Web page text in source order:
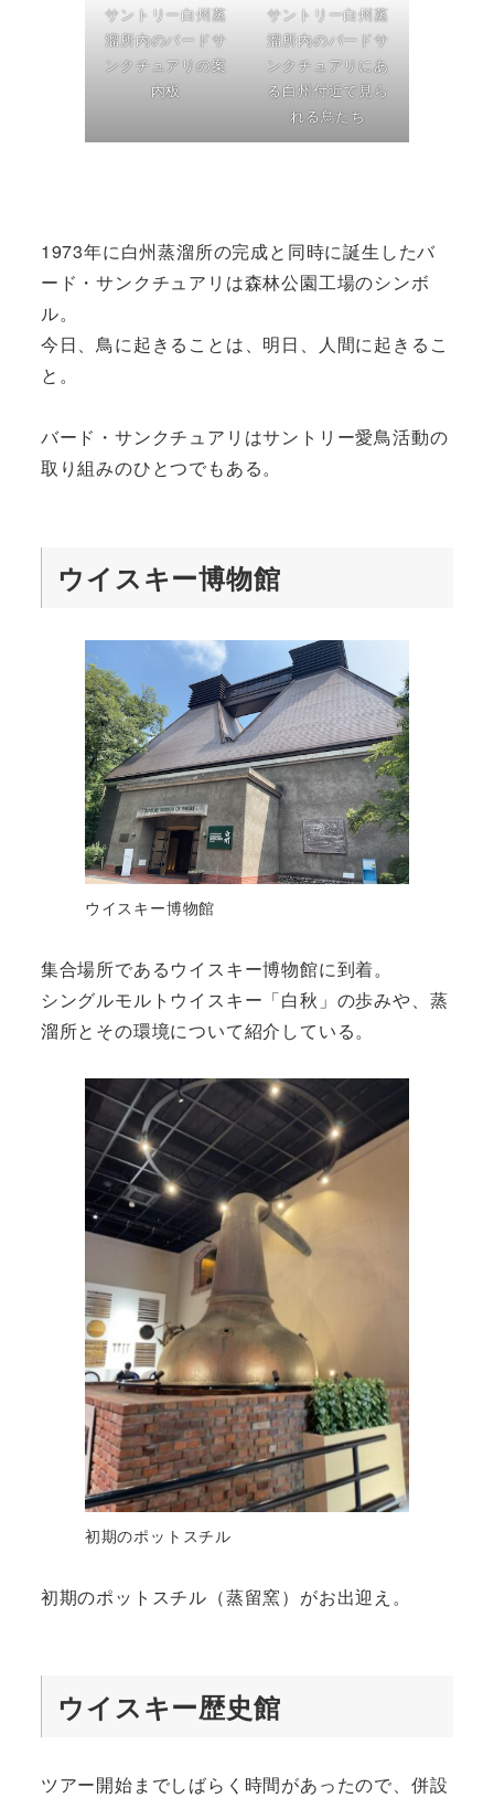
サントリー白州蒸
溜所内のバードサ
ンクチュアリの案
内板
サントリー白州蒸
溜所内のバードサ
ンクチュアリにあ
る白州付近で見ら
れる鳥たち
1973年に白州蒸溜所の完成と同時に誕生したバ
ード・サンクチュアリは森林公園工場のシンボ
ル。
今日、鳥に起きることは、明日、人間に起きるこ
と。
バード・サンクチュアリはサントリー愛鳥活動の
取り組みのひとつでもある。
ウイスキー博物館
ウイスキー博物館
集合場所であるウイスキー博物館に到着。
シングルモルトウイスキー「白秋」の歩みや、蒸
溜所とその環境について紹介している。
初期のポットスチル
初期のポットスチル（蒸留窯）がお出迎え。
ウイスキー歴史館
ツアー開始までしばらく時間があったので、併設